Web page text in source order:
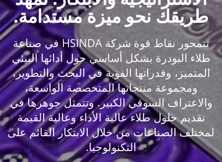
طريقك نحو ميزة مستدامة.
تتمحور نقاط قوة شركة HSINDA في صناعة
طلاء البودرة بشكل أساسي حول أدائها البيئي
المتميز، وقدراتها القوية في البحث والتطوير،
ومجموعة منتجاتها المتخصصة الواسعة،
والاعتراف السوقي الكبير. وتتمثل جوهرها في
تقديم حلول طلاء عالية الأداء وعالية القيمة
لمختلف الصناعات من خلال الابتكار القائم على
التكنولوجيا.